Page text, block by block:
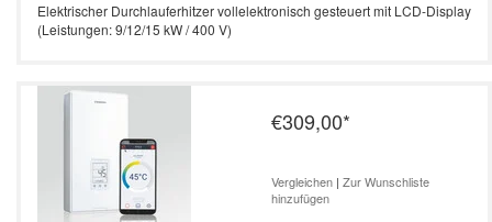
Elektrischer Durchlauferhitzer vollelektronisch gesteuert mit LCD-Display
(Leistungen: 9/12/15 kW / 400 V)
€309,00*
Vergleichen| Zur Wunschliste
hinzufügen